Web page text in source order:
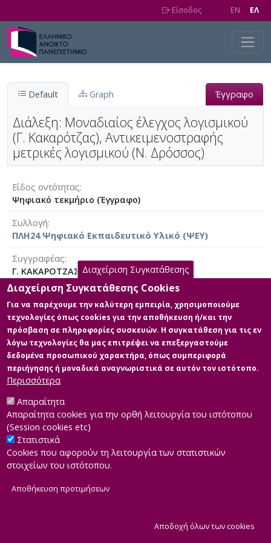
Είσοδος EN EΛ
Default Graph Έγγραφο
Διάλεξη: Μοναδιαίος έλεγχος λογισμικού
(Γ. Κακαρότζας), Αντικειμενοστραφής
μετρικές λογισμικού (Ν. Δρόσσος)
Είδος οντότητας
Ψηφιακό τεκμήριο (Έγγραφο)
Συλλογή
ΠΛΗ24 Ψηφιακό Εκπαιδευτικό Υλικό (ΨΕΥ)
Συγγραφέας
Γ. ΚΑΚΑΡΟΤΖΑΣ, Ν. ΔΡΟΣΣΟΣ
Διαθέσιμα ψηφιακά αρχεία
Developed byINTEROPTICS
Διαχείριση Συγκατάθεσης
Διαχείριση Συγκατάθεσης Cookies
Για να παρέχουμε την καλύτερη εμπειρία, χρησιμοποιούμε
τεχνολογίες όπως cookies για την αποθήκευση ή/και την
πρόσβαση σε πληροφορίες συσκευών. Η συγκατάθεση για τις εν
λόγω τεχνολογίες θα μας επιτρέψει να επεξεργαστούμε
δεδομένα προσωπικού χαρακτήρα, όπως συμπεριφορά
περιήγησης ή μοναδικά αναγνωριστικά σε αυτόν τον ιστότοπο.
Περισσότερα
Απαραίτητα
Απαραίτητα cookies για την ορθή λειτουργία του ιστότοπου
(Session cookies etc)
Στατιστικά
Cookies που αφορούν τη λειτουργία των στατιστικών
στοιχείων του ιστότοπου.
Αποθήκευση προτιμήσεων
Αποδοχή όλων των cookies